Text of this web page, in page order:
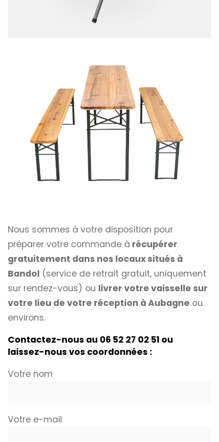
Nous sommes à votre disposition pour
préparer votre commande à récupérer
gratuitement dans nos locaux situés à
Bandol (service de retrait gratuit, uniquement
sur rendez-vous) ou livrer votre vaisselle sur
votre lieu de votre réception à Aubagne ou
environs.
Contactez-nous au 06 52 27 02 51 ou
laissez-nous vos coordonnées :
Votre nom
Votre e-mail